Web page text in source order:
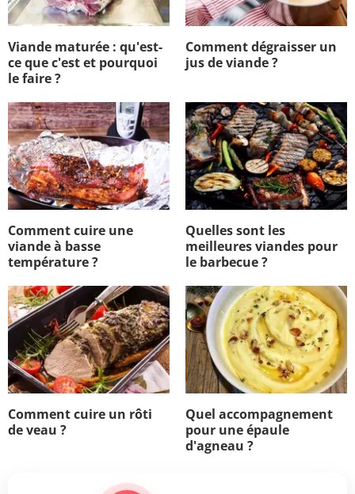
Viande maturée : qu'est-
ce que c'est et pourquoi
le faire ?
Comment dégraisser un
jus de viande ?
Comment cuire une
viande à basse
température ?
Quelles sont les
meilleures viandes pour
le barbecue ?
Comment cuire un rôti
de veau ?
Quel accompagnement
pour une épaule
d'agneau ?